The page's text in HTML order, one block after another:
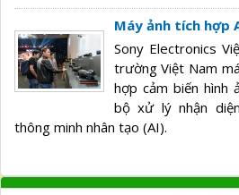
Máy ảnh tích hợp
Sony Electronics
trường Việt Nam
hợp cảm biến hình
bộ xử lý nhận
thông minh nhân tạo (AI).